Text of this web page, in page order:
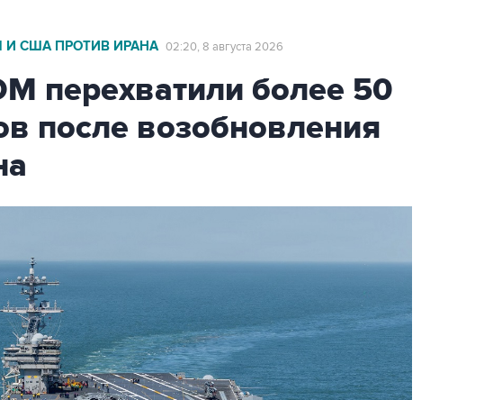
И США ПРОТИВ ИРАНА 02:20, 8 августа 2026
перехватили более 50
после возобновления